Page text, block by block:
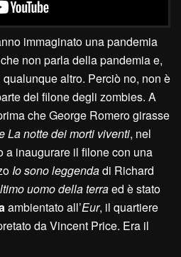
immaginato una pandemia
non parla della pandemia e,
altro. Perciò no, non è
del filone degli zombies. A
che George Romero girasse
La notte dei morti viventi, nel
a inaugurare il filone con una
Io sono leggendadi Richard
uomo della terraed è stato
ambientato all’Eur, il quartiere
da Vincent Price. Era il